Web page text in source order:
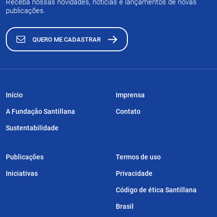
Receba nossas novidades, notícias e lançamentos de novas
publicações.
QUERO ME CADASTRAR
Início
A Fundação Santillana
Sustentabilidade
Publicações
Iniciativas
Imprensa
Contato
Termos de uso
Privacidade
Código de ética Santillana
Brasil